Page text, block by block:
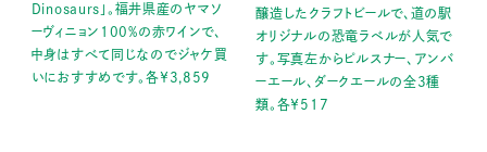
Dinosaurs｣。福井県産のヤマソ
ーヴィニョン100%の赤ワインで、
中身はすべて同じなのでジャケ買
いにおすすめです。各￥3,859
醸造したクラフトビールで、道の駅
オリジナルの恐竜ラベルが人気で
す。写真左からピルスナー、アンバ
ーエール、ダークエールの全3種
類。各￥517